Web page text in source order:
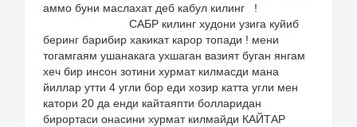
аммо буни маслахат деб кабул килинг !
САБР килинг худони узига куйиб
беринг барибир хакикат карор топади ! мени
тогамгаям ушанакага ухшаган вазият буган янгам
хеч бир инсон зотини хурмат килмасди мана
йиллар утти 4 угли бор еди хозир катта угли мен
катори 20 да енди кайтаяпти болларидан
бирортаси онасини хурмат килмайди КАЙТАР